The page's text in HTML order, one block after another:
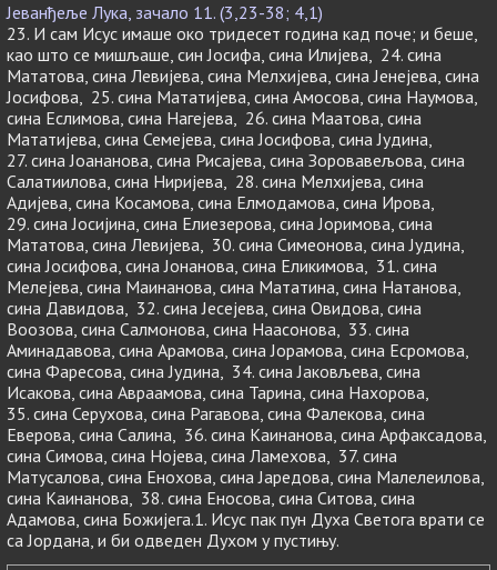
Јеванђеље Лука, зачало 11. (3,23-38; 4,1)
23. И сам Исус имаше око тридесет година кад поче; и беше,
као што се мишљаше, син Јосифа, сина Илијева, 24. сина
Мататова, сина Левијева, сина Мелхијева, сина Јенејева, сина
Јосифова, 25. сина Мататијева, сина Амосова, сина Наумова,
сина Еслимова, сина Нагејева, 26. сина Маатова, сина
Мататијева, сина Семејева, сина Јосифова, сина Јудина,
27. сина Јоананова, сина Рисајева, сина Зоровавељова, сина
Салатиилова, сина Ниријева, 28. сина Мелхијева, сина
Адијева, сина Косамова, сина Елмодамова, сина Ирова,
29. сина Јосијина, сина Елиезерова, сина Јоримова, сина
Мататова, сина Левијева, 30. сина Симеонова, сина Јудина,
сина Јосифова, сина Јонанова, сина Еликимова, 31. сина
Мелејева, сина Маинанова, сина Мататина, сина Натанова,
сина Давидова, 32. сина Јесејева, сина Овидова, сина
Воозова, сина Салмонова, сина Наасонова, 33. сина
Аминадавова, сина Арамова, сина Јорамова, сина Есромова,
сина Фаресова, сина Јудина, 34. сина Јаковљева, сина
Исакова, сина Авраамова, сина Тарина, сина Нахорова,
35. сина Серухова, сина Рагавова, сина Фалекова, сина
Еверова, сина Салина, 36. сина Каинанова, сина Арфаксадова,
сина Симова, сина Нојева, сина Ламехова, 37. сина
Матусалова, сина Енохова, сина Јаредова, сина Малелеилова,
сина Каинанова, 38. сина Еносова, сина Ситова, сина
Адамова, сина Божијега.1. Исус пак пун Духа Светога врати се
са Јордана, и би одведен Духом у пустињу.